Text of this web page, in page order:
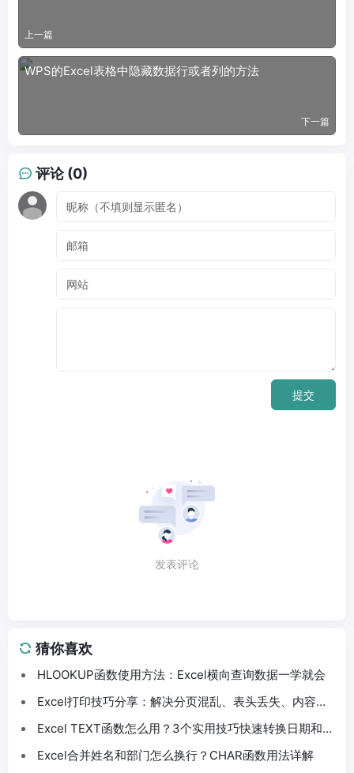
上一篇
WPS的Excel表格中隐藏数据行或者列的方法
下一篇
评论 (0)
提交
发表评论
猜你喜欢
HLOOKUP函数使用方法：Excel横向查询数据一学就会
Excel打印技巧分享：解决分页混乱、表头丢失、内容截
Excel TEXT函数怎么用？3个实用技巧快速转换日期和数
Excel合并姓名和部门怎么换行？CHAR函数用法详解